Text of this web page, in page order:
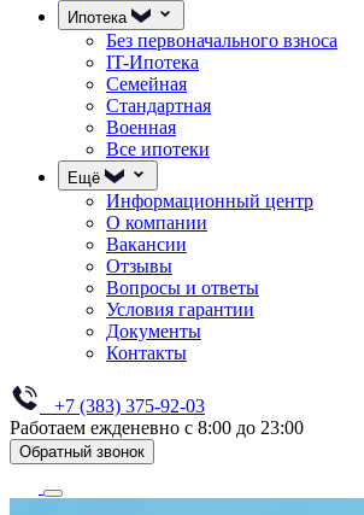
Ипотека
Без первоначального взноса
IT-Ипотека
Семейная
Стандартная
Военная
Все ипотеки
Ещё
Информационный центр
О компании
Вакансии
Отзывы
Вопросы и ответы
Условия гарантии
Документы
Контакты
+7 (383) 375-92-03
Работаем ежденевно с 8:00 до 23:00
Обратный звонок